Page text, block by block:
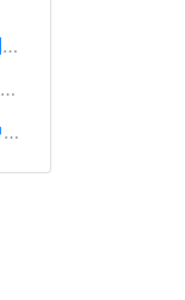
微服务系列 | PHP实现性能剖析、跟踪和可观察性最佳实践
现在用 Yii 的一个月可以赚多少钱？
港交所上市公司明源云招聘中高级PHP开发工程师